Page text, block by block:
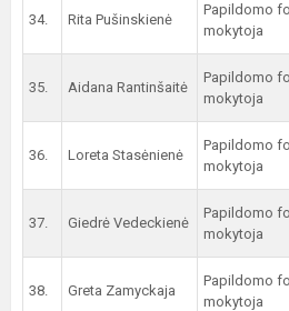
34. Rita Pušinskienė
Papildomo
mokytoja
35. Aidana Rantinšaitė
Papildomo
mokytoja
36. Loreta Stasėnienė
Papildomo
mokytoja
37. Giedrė Vedeckienė
Papildomo
mokytoja
38. Greta Zamyckaja
Papildomo
mokytoja